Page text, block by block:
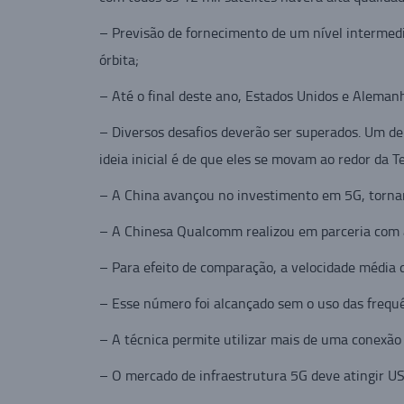
– Previsão de fornecimento de um nível
órbita;
– Até o final deste ano, Estados Unidos e
– Diversos desafios deverão ser superados. Um
ideia inicial é de que eles se movam ao redor da
– A China avançou no investimento em 5G,
– A Chinesa Qualcomm realizou em parceria
– Para efeito de comparação, a velocidade
– Esse número foi alcançado sem o uso das
– A técnica permite utilizar mais de uma
– O mercado de infraestrutura 5G deve atingir